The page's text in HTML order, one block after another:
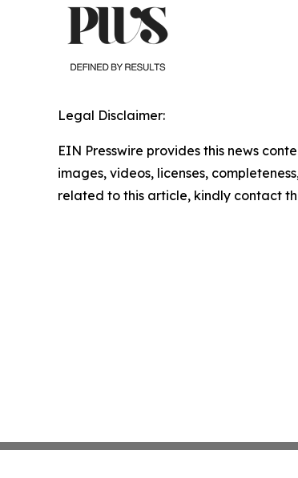
Legal Disclaimer:
EIN Presswire provides this news
images, videos, licenses,
related to this article, kindly contact